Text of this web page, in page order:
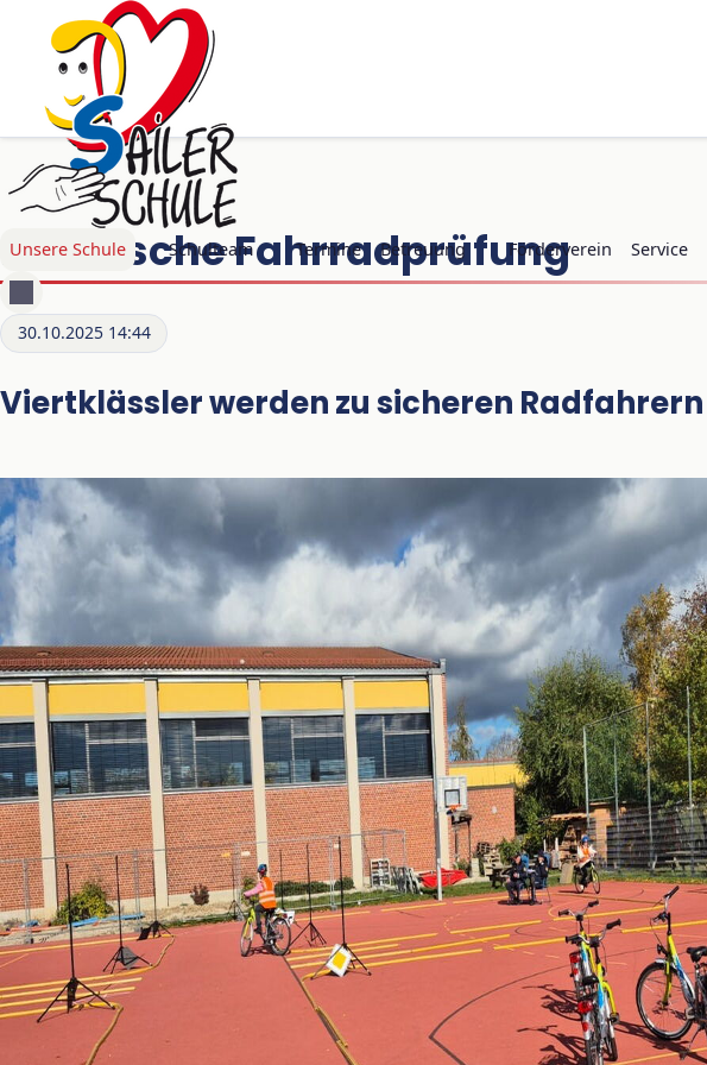
Navigation überspringen
Unsere Schule Schulteam Termine Betreuung Förderverein Service
Praktische Fahrradprüfung
30.10.2025 14:44
Viertklässler werden zu sicheren